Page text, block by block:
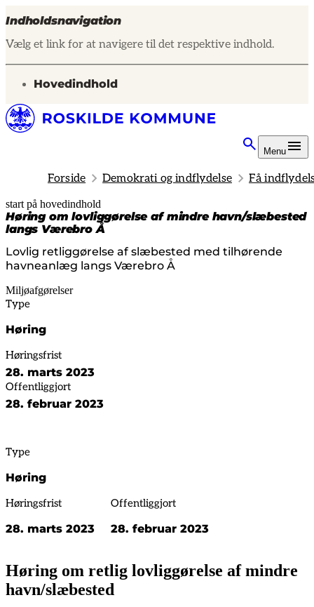
Indholdsnavigation
Vælg et link for at navigere til det respektive indhold.
gå til
Hovedindhold
Menu
Forside Demokrati og indflydelse Få
start på hovedindhold
Høring om lovliggørelse af mindre havn/slæbested
langs Værebro Å
Lovlig retliggørelse af slæbested med tilhørende
havneanlæg langs Værebro Å
senest opdateret 19. februar 2026
Miljøafgørelser
Type
Høring
Høringsfrist
28. marts 2023
Offentliggjort
28. februar 2023
Type
Høring
Høringsfrist
28. marts 2023
Offentliggjort
28. februar 2023
Høring om retlig lovliggørelse af mindre
havn/slæbested